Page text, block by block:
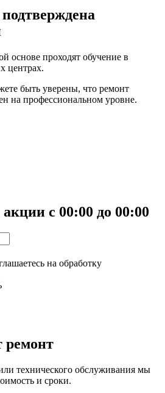
основе проходят обучение в
центрах.
быть уверены, что ремонт
на профессиональном уровне.
акции с 00:00 до 00:00
на обработку
ремонт
технического обслуживания мы
и сроки.